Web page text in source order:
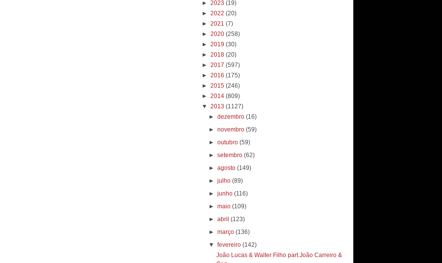
► 2023 (19)
► 2022 (20)
► 2021 (7)
► 2020 (258)
► 2019 (30)
► 2018 (20)
► 2017 (597)
► 2016 (175)
► 2015 (246)
► 2014 (809)
▼ 2013 (1127)
►dezembro(16)
►novembro(59)
►outubro(59)
►setembro(62)
►agosto(149)
►julho(89)
►junho(116)
►maio(109)
►abril(123)
►março(136)
▼fevereiro(142)
João Lucas & Walter Filho part.João Carreiro &